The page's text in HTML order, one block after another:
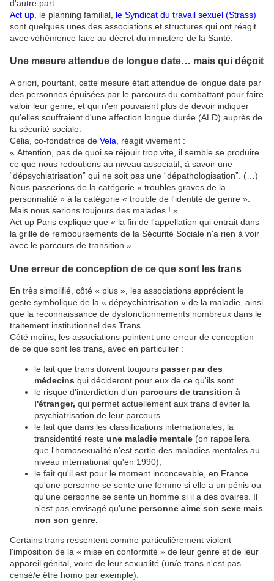
d'autre part.
Act up , le planning familial, le Syndicat du travail sexuel (Strass)
sont quelques unes des associations et structures qui ont réagit
avec véhémence face au décret du ministère de la Santé.
Une mesure attendue de longue date… mais qui déçoit
A priori, pourtant, cette mesure était attendue de longue date par
des personnes épuisées par le parcours du combattant pour faire
valoir leur genre, et qui n'en pouvaient plus de devoir indiquer
qu'elles souffraient d'une affection longue durée (ALD) auprès de
la sécurité sociale.
Célia, co-fondatrice de Vela, réagit vivement :
« Attention, pas de quoi se réjouir trop vite, il semble se produire
ce que nous redoutions au niveau associatif, à savoir une
“dépsychiatrisation” qui ne soit pas une “dépathologisation”. (…)
Nous passerions de la catégorie « troubles graves de la
personnalité » à la catégorie « trouble de l'identité de genre ».
Mais nous serions toujours des malades ! »
Act up Paris explique que « la fin de l'appellation qui entrait dans
la grille de remboursements de la Sécurité Sociale n'a rien à voir
avec le parcours de transition ».
Une erreur de conception de ce que sont les trans
En très simplifié, côté « plus », les associations apprécient le
geste symbolique de la « dépsychiatrisation » de la maladie, ainsi
que la reconnaissance de dysfonctionnements nombreux dans le
traitement institutionnel des Trans.
Côté moins, les associations pointent une erreur de conception
de ce que sont les trans, avec en particulier :
le fait que trans doivent toujours passer par des
médecins qui décideront pour eux de ce qu'ils sont
le risque d'interdiction d'un parcours de transition à
l'étranger, qui permet actuellement aux trans d'éviter la
psychiatrisation de leur parcours
le fait que dans les classifications internationales, la
transidentité reste une maladie mentale (on rappellera
que l'homosexualité n'est sortie des maladies mentales au
niveau international qu'en 1990),
le fait qu'il est pour le moment inconcevable, en France
qu'une personne se sente une femme si elle a un pénis ou
qu'une personne se sente un homme si il a des ovaires. Il
n'est pas envisagé qu'une personne aime son sexe mais
non son genre.
Certains trans ressentent comme particulièrement violent
l'imposition de la « mise en conformité » de leur genre et de leur
appareil génital, voire de leur sexualité (un/e trans n'est pas
censé/e être homo par exemple).